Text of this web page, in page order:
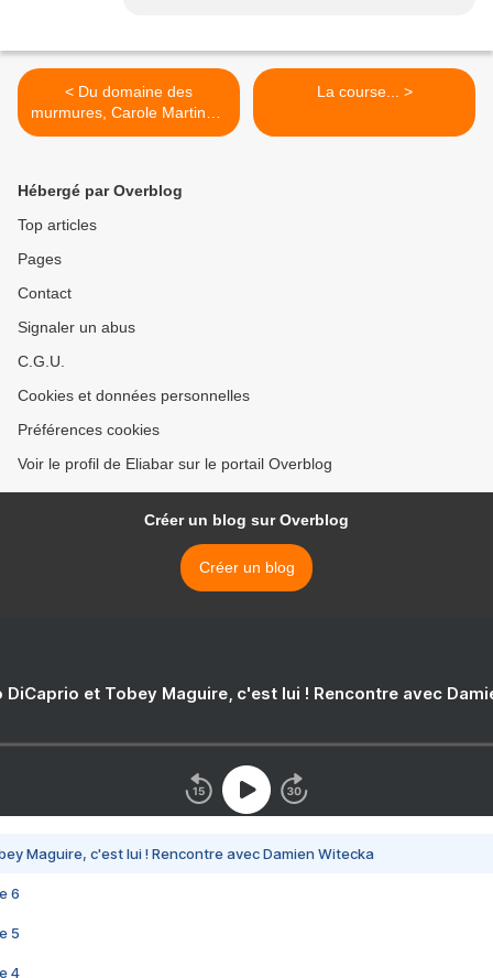
< Du domaine des
murmures, Carole Martinez,
Gallimard
La course... >
Hébergé par Overblog
Top articles
Pages
Contact
Signaler un abus
C.G.U.
Cookies et données personnelles
Préférences cookies
Voir le profil de Eliabar sur le portail Overblog
Créer un blog sur Overblog
Créer un blog
DiCaprio et Tobey Maguire, c'est lui ! Rencontre avec
Maguire, c'est lui ! Rencontre avec Damien Witecka
6
5
4